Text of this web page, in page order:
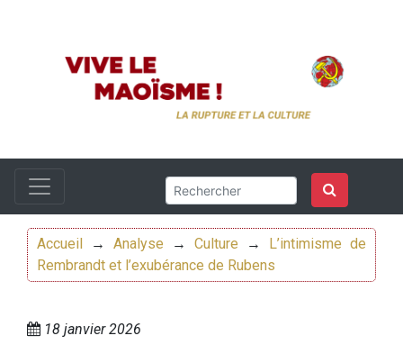
Accueil → Analyse → Culture →
L’intimisme de
Rembrandt et l’exubérance de Rubens
18 janvier 2026